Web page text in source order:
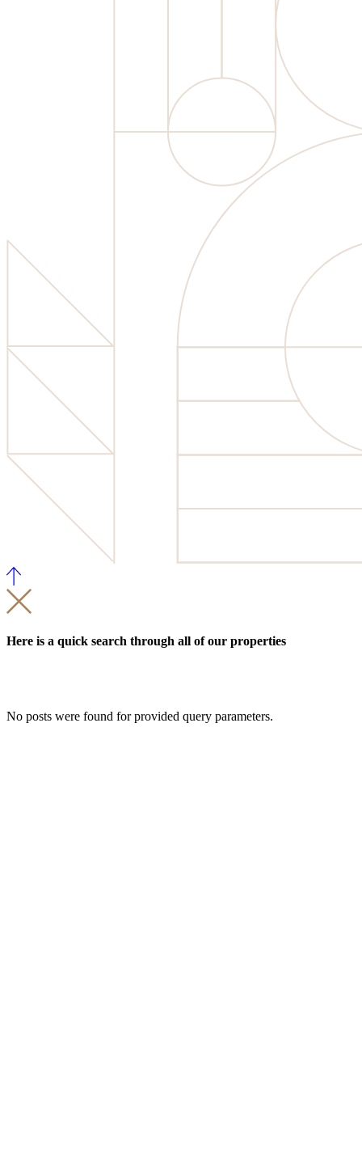
Here is a quick search through all of our properties
No posts were found for provided query parameters.